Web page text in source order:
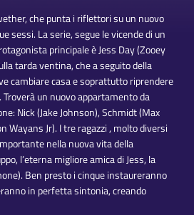
che punta i riflettori su un nuovo
sessi. La serie, segue le vicende di un
principale è Jess Day (Zooey
tarda ventina, che a seguito della
cambiare casa e soprattutto riprendere
un nuovo appartamento da
Nick (Jake Johnson), Schmidt (Max
Wayans Jr). I tre ragazzi , molto diversi
nella nuova vita della
l’eterna migliore amica di Jess, la
Ben presto i cinque instaureranno
in perfetta sintonia, creando